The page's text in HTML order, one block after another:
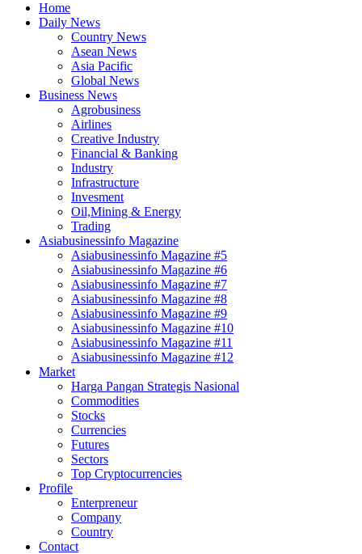
Home
Daily News
Country News
Asean News
Asia Pacific
Global News
Business News
Agrobusiness
Airlines
Creative Industry
Financial & Banking
Industry
Infrastructure
Invesment
Oil,Mining & Energy
Trading
Asiabusinessinfo Magazine
Asiabusinessinfo Magazine #5
Asiabusinessinfo Magazine #6
Asiabusinessinfo Magazine #7
Asiabusinessinfo Magazine #8
Asiabusinessinfo Magazine #9
Asiabusinessinfo Magazine #10
Asiabusinessinfo Magazine #11
Asiabusinessinfo Magazine #12
Market
Harga Pangan Strategis Nasional
Commodities
Stocks
Currencies
Futures
Sectors
Top Cryptocurrencies
Profile
Enterpreneur
Company
Country
Contact